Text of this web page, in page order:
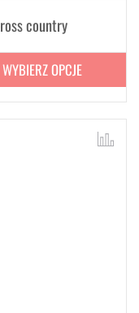
country
WYBIERZ OPCJE